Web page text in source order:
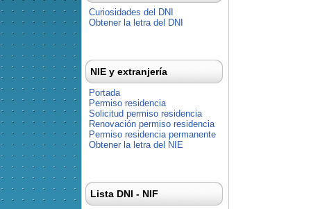
Curiosidades del DNI
Obtener la letra del DNI
NIE y extranjería
Portada
Permiso residencia
Solicitud permiso residencia
Renovación permiso residencia
Permiso residencia permanente
Obtener la letra del NIE
Lista DNI - NIF